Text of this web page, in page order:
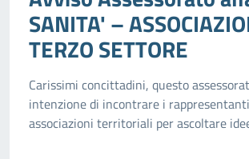
SANITA' –
TERZO SETTORE
Carissimi concittadini, questo
intenzione di incontrare i
associazioni territoriali per ascoltare